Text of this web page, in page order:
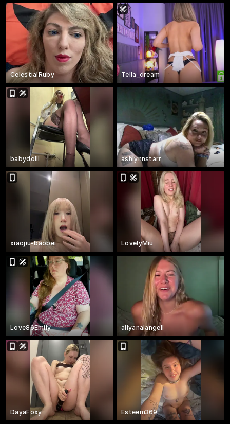
CelestialRuby Tella_dream
babydolll ashlynnstarr
xiaojiu-baobei LovelyMiu
Love86Emily allyanalangell
DayaFoxy Esteem369